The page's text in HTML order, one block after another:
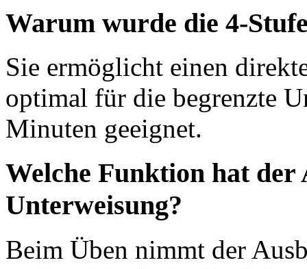
Warum wurde die 4-
Sie ermöglicht einen
optimal für die begrenzte
Minuten geeignet.
Welche Funktion hat
Unterweisung?
Beim Üben nimmt der